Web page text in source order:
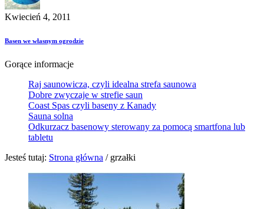
Kwiecień 4, 2011
Basen we własnym ogrodzie
Gorące informacje
Raj saunowicza, czyli idealna strefa saunowa
Dobre zwyczaje w strefie saun
Coast Spas czyli baseny z Kanady
Sauna solna
Odkurzacz basenowy sterowany za pomocą smartfona lub
tabletu
Jesteś tutaj: Strona główna / grzałki